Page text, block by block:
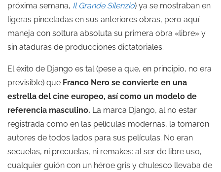
próxima semana, Il Grande Silenzio) ya se mostraban en
ligeras pinceladas en sus anteriores obras, pero aquí
maneja con soltura absoluta su primera obra «libre» y
sin ataduras de producciones dictatoriales.
El éxito de Django es tal (pese a que, en principio, no era
previsible) que Franco Nero se convierte en una
estrella del cine europeo, así como un modelo de
referencia masculino. La marca Django, al no estar
registrada como en las películas modernas, la tomaron
autores de todos lados para sus películas. No eran
secuelas, ni precuelas, ni remakes: al ser de libre uso,
cualquier guión con un héroe gris y chulesco llevaba de